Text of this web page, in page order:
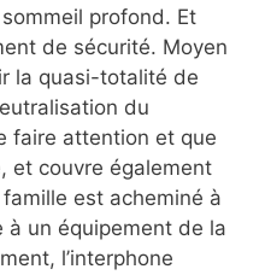
profond. Et
de sécurité. Moyen
la quasi-totalité de
du
faire attention et que
et couvre également
est acheminé à
à un équipement de la
l’interphone